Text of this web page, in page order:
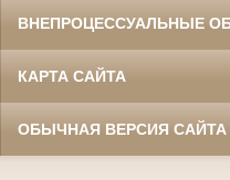
ВНЕПРОЦЕССУАЛЬНЫЕ
КАРТА САЙТА
ОБЫЧНАЯ ВЕРСИЯ САЙТА